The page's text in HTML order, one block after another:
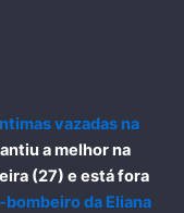
vazadas na
a melhor na
(27) e está fora
bombeiro da Eliana